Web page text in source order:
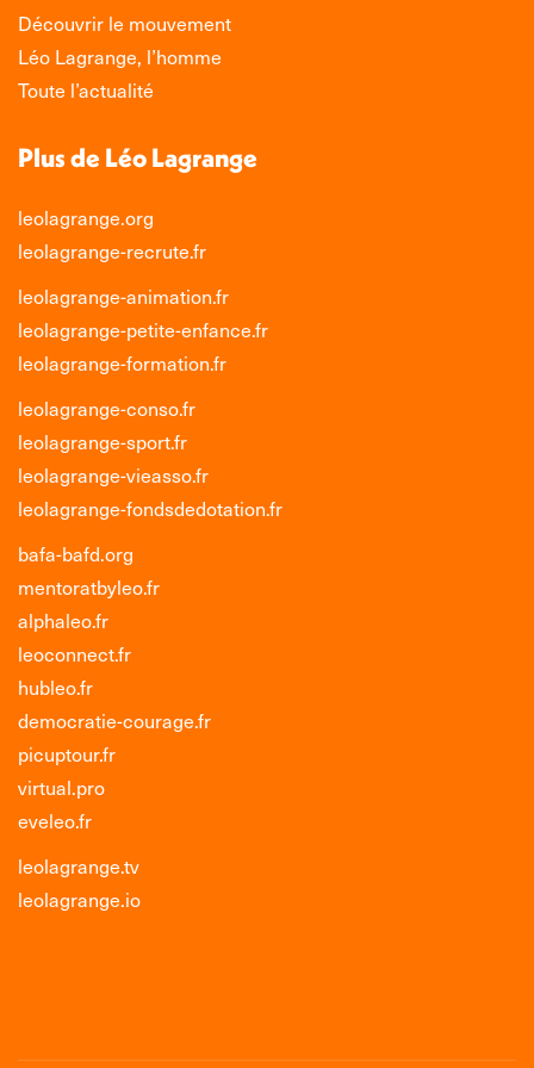
Découvrir le mouvement
Léo Lagrange, l’homme
Toute l’actualité
Plus de Léo Lagrange
leolagrange.org
leolagrange-recrute.fr
leolagrange-animation.fr
leolagrange-petite-enfance.fr
leolagrange-formation.fr
leolagrange-conso.fr
leolagrange-sport.fr
leolagrange-vieasso.fr
leolagrange-fondsdedotation.fr
bafa-bafd.org
mentoratbyleo.fr
alphaleo.fr
leoconnect.fr
hubleo.fr
democratie-courage.fr
picuptour.fr
virtual.pro
eveleo.fr
leolagrange.tv
leolagrange.io